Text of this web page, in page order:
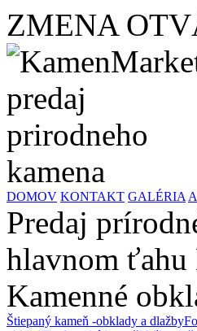
ZMENA
DOMOV KONTAKT GALÉRIA
Predaj
hlavnom
Kamenné
Štiepaný kameň -obklady a dlažby